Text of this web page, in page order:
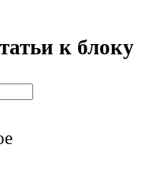
к блоку